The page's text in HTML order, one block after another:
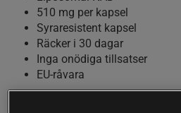
510 mg per kapsel
Syraresistent kapsel
Räcker i 30 dagar
Inga onödiga tillsatser
EU-råvara